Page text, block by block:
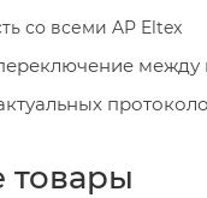
со всеми AP Eltex
между
товары